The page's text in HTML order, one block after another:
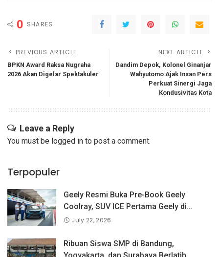
0 SHARES
PREVIOUS ARTICLE
BPKN Award Raksa Nugraha
2026 Akan Digelar Spektakuler
NEXT ARTICLE
Dandim Depok, Kolonel Ginanjar
Wahyutomo Ajak Insan Pers
Perkuat Sinergi Jaga
Kondusivitas Kota
Leave a Reply
You must be logged in to post a comment.
Terpopuler
Geely Resmi Buka Pre-Book Geely
Coolray, SUV ICE Pertama Geely di
Indonesia yang Dipercaya Lebih dari 1,3
July 22, 2026
Ribuan Siswa SMP di Bandung,